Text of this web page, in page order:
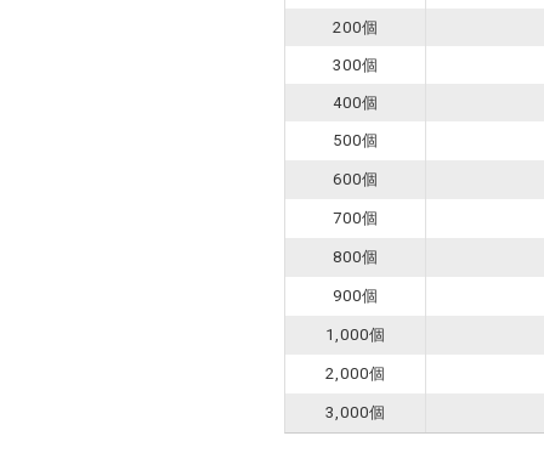
200個
300個
400個
500個
600個
700個
800個
900個
1,000個
2,000個
3,000個